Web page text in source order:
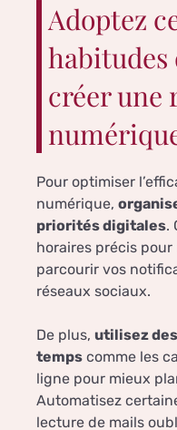
Adoptez
habitudes
créer une
Pour optimiser
numérique,
priorités digitales.
horaires précis
parcourir vos
réseaux sociaux.
De plus, utilisez
temps comme les
ligne pour mieux
Automatisez
lecture de mails